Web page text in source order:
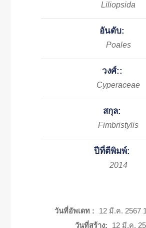
Liliopsida
อันดับ:
Poales
วงศ์::
Cyperaceae
สกุล:
Fimbristylis
ปีที่ตีพิมพ์:
2014
วันที่อัพเดท :
12 มี.ค. 2567
วันที่สร้าง:
12 มี.ค.